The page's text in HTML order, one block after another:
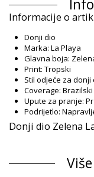
Informacije o
Donji dio
Marka: La Playa
Glavna boja:
Print: Tropski
Stil odjeće za
Coverage:
Upute za pranje:
Podrijetlo:
Donji dio Zelena
Sastav: 84%
Podstava: 87%